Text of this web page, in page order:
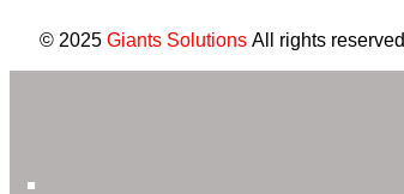
© 2025 Giants Solutions All rights reserved